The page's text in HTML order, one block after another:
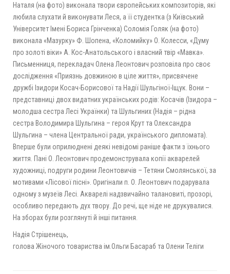
Наталя (на фото) виконала твори європейських композиторів, які
любила слухати й виконувати Леся, а її студентка (з Київський
Університет Імені Бориса Грінченка) Соломія Голяк (на фото)
виконала «Мазурку» Ф. Шопена, «Коломийку» О. Колесси, «Думу
про золоті віки» А. Кос-Анатольського і власний твір «Мавка».
Письменниця, перекладач Олена Леонтович розповіла про своє
дослідження «Приязнь довжиною в ціле життя», присвячене
дружбі Ізидори Косач-Борисової та Надії Шульгіної-Іщук. Вони –
представниці двох видатних українських родів: Косачів (Ізидора –
молодша сестра Лесі Українки) та Шульгиних (Надія – рідна
сестра Володимира Шульгина – героя Крут та Олександра
Шульгина – члена Центральної ради, українського дипломата).
Вперше були оприлюднені деякі невідомі раніше факти з їхнього
життя. Пані О. Леонтович продемонструвала копії акварелей
художниці, подруги родини Леонтовичів – Тетяни Смолянської, за
мотивами «Лісової пісні». Оригінали п. О. Леонтович подарувала
одному з музеїв Лесі. Акварелі надзвичайно талановиті, прозорі,
особливо передають дух твору. До речі, ще ніде не друкувалися.
На зборах були розглянуті й інші питання.
Надія Стрішенець,
голова Жіночого товариства ім.Ольги Басараб та Олени Теліги